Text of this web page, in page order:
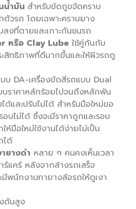
น้ำมัน สำหรับขัดถูขจัดคราบ
วรถ โดยเฉพาะคราบยาง
งที่ตายและเกาะกันชนรถ
หรือ Clay Lube ใช้คู่กันกับ
สิทธิภาพที่ดีมากขึ้นและให้ผิวรถดู
บ DA-เครื่องขัดสีรถแบบ Dual
ราคาหลักร้อยไปจนถึงหลักพัน
ด้และปรับไม่ได้ สำหรับมือใหม่ขอ
อบไม่ได้ ซึ่งจะมีราคาถูกและรอบ
ห้มือใหม่ใช้งานได้ง่ายไม่เป็น
ได้
ยางดำ หลาย ๆ คนคงเห็นเวลา
ร์แคร์ หลังจากล้างรถเสร็จ
มีพนักงานทายางล้อรถให้ดูเงา
ดันสูง